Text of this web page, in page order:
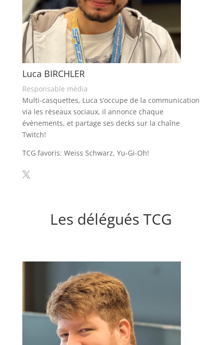
Luca BIRCHLER
Responsable média
Multi-casquettes, Luca s’occupe de la communication
via les réseaux sociaux, il annonce chaque
évènements, et partage ses decks sur la chaîne
Twitch!
TCG favoris: Weiss Schwarz, Yu-Gi-Oh!
Les délégués TCG